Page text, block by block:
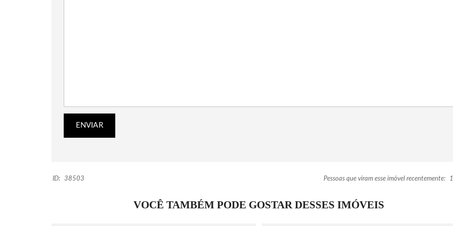
ID: 38503 Pessoas que viram esse imóvel recentemente:
VOCÊ TAMBÉM PODE GOSTAR DESSES IMÓVEIS